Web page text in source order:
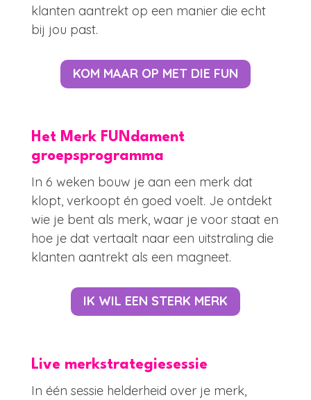
klanten aantrekt op een manier die echt
bij jou past.
KOM MAAR OP MET DIE FUN
Het Merk FUNdament
groepsprogramma
In 6 weken bouw je aan een merk dat
klopt, verkoopt én goed voelt. Je ontdekt
wie je bent als merk, waar je voor staat en
hoe je dat vertaalt naar een uitstraling die
klanten aantrekt als een magneet.
IK WIL EEN STERK MERK
Live merkstrategiesessie
In één sessie helderheid over je merk,